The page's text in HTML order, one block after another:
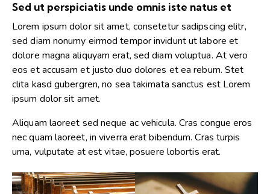
Sed ut perspiciatis unde omnis iste natus et
Lorem ipsum dolor sit amet, consetetur sadipscing elitr,
sed diam nonumy eirmod tempor invidunt ut labore et
dolore magna aliquyam erat, sed diam voluptua. At vero
eos et accusam et justo duo dolores et ea rebum. Stet
clita kasd gubergren, no sea takimata sanctus est Lorem
ipsum dolor sit amet.
Aliquam laoreet sed neque ac vehicula. Cras congue eros
nec quam laoreet, in viverra erat bibendum. Cras turpis
urna, vulputate at est vitae, posuere lobortis erat.